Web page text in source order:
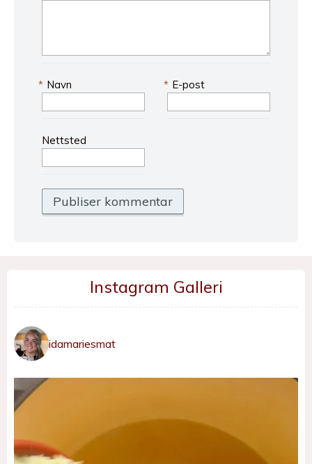
Navn
* E-post
*
Nettsted
Instagram Galleri
idamariesmat